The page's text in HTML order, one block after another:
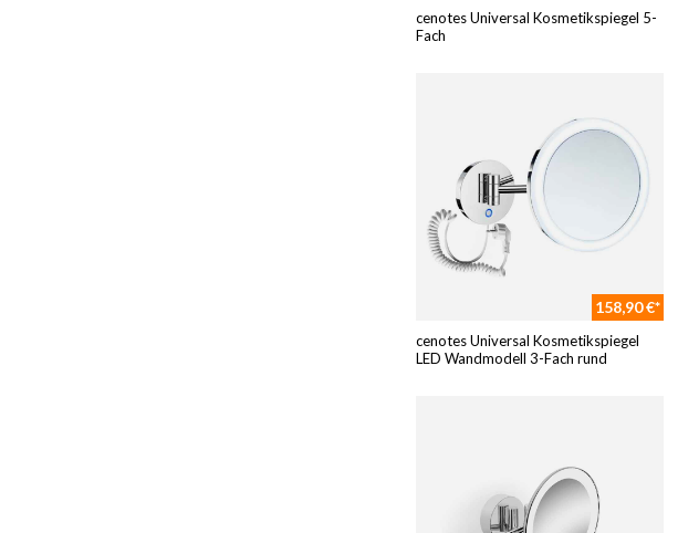
cenotes Universal Kosmetikspiegel 5-
Fach
158,90 €*
cenotes Universal Kosmetikspiegel
LED Wandmodell 3-Fach rund